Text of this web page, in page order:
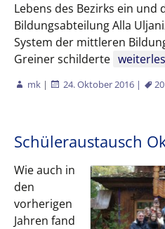
Lebens des Bezirks ein und
Bildungsabteilung Alla
System der mittleren
Greiner schilderte
mk | 24. Oktober 2016 |
Schüleraustausch
Wie auch in
den
vorherigen
Jahren fand